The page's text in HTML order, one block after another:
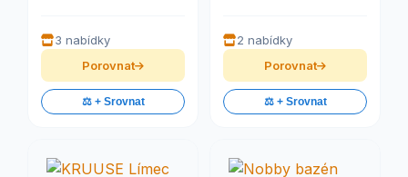
3 nabídky
Porovnat
⚖️ + Srovnat
2 nabídky
Porovnat
⚖️ + Srovnat